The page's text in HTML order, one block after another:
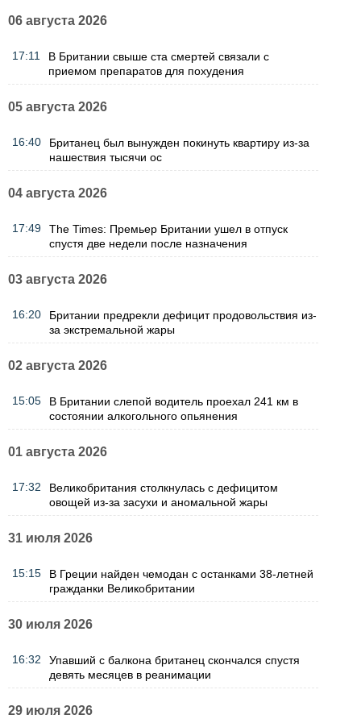
06 августа 2026
17:11
В Британии свыше ста смертей связали с
приемом препаратов для похудения
05 августа 2026
16:40
Британец был вынужден покинуть квартиру из-за
нашествия тысячи ос
04 августа 2026
17:49
The Times: Премьер Британии ушел в отпуск
спустя две недели после назначения
03 августа 2026
16:20
Британии предрекли дефицит продовольствия из-
за экстремальной жары
02 августа 2026
15:05
В Британии слепой водитель проехал 241 км в
состоянии алкогольного опьянения
01 августа 2026
17:32
Великобритания столкнулась с дефицитом
овощей из-за засухи и аномальной жары
31 июля 2026
15:15
В Греции найден чемодан с останками 38-летней
гражданки Великобритании
30 июля 2026
16:32
Упавший с балкона британец скончался спустя
девять месяцев в реанимации
29 июля 2026